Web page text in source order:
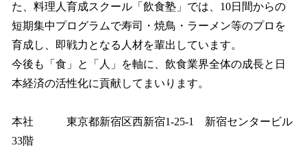
た、料理人育成スクール「飲食塾」では、10日間からの
短期集中プログラムで寿司・焼鳥・ラーメン等のプロを
育成し、即戦力となる人材を輩出しています。
今後も「食」と「人」を軸に、飲食業界全体の成長と日
本経済の活性化に貢献してまいります。
本社 東京都新宿区西新宿1-25-1 新宿センタービル
33階